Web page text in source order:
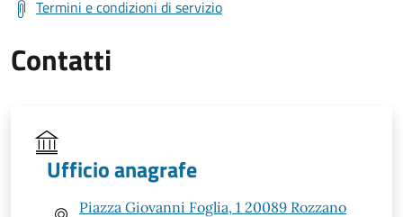
Termini e condizioni di servizio
Contatti
Ufficio anagrafe
Piazza Giovanni Foglia, 1 20089 Rozzano